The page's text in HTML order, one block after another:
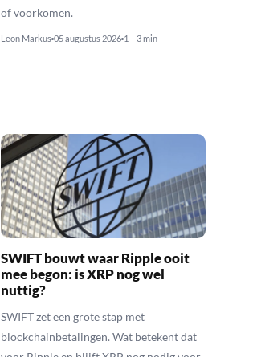
of voorkomen.
Leon Markus 05 augustus 2026 1 – 3 min
SWIFT bouwt waar Ripple ooit
mee begon: is XRP nog wel
nuttig?
SWIFT zet een grote stap met
blockchainbetalingen. Wat betekent dat